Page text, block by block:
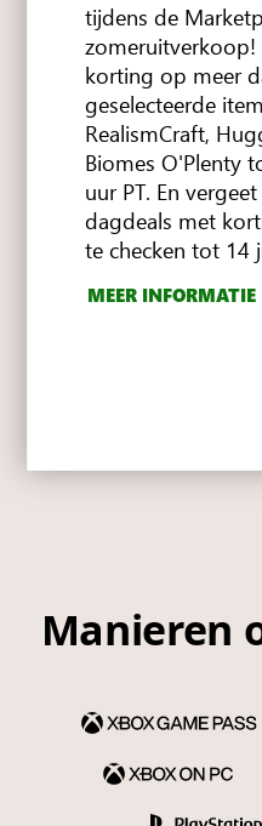
tijdens de
korting op meer
geselecteerde
RealismCraft,
Biomes O'Plenty
uur PT. En
dagdeals met
te checken tot 14
MEER INFORMATIE
MEER INFORMATIE
MEER INFORMATIE
KOOP NU
Manieren